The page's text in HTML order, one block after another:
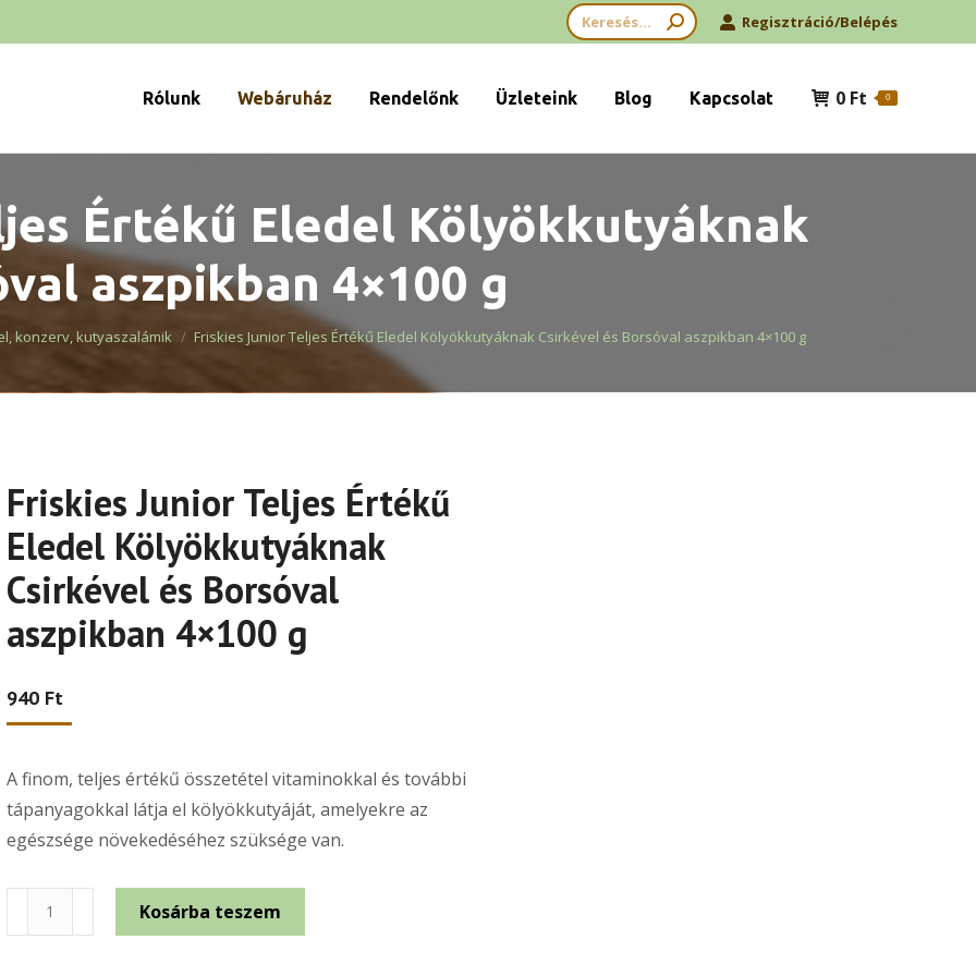
Search: Regisztráció/Belépés
Rólunk Webáruház Rendelőnk Üzleteink Blog Kapcsolat 0 Ft 0
Értékű Eledel Kölyökkutyáknak
aszpikban 4×100 g
konzerv, kutyaszalámik Friskies Junior Teljes Értékű Eledel Kölyökkutyáknak Csirkével és Borsóval aszpikban 4×100 g
Friskies Junior Teljes Értékű
Eledel Kölyökkutyáknak
Csirkével és Borsóval
aszpikban 4×100 g
940 Ft
A finom, teljes értékű összetétel vitaminokkal és további
tápanyagokkal látja el kölyökkutyáját, amelyekre az
egészsége növekedéséhez szüksége van.
Friskies
Junior
Kosárba teszem